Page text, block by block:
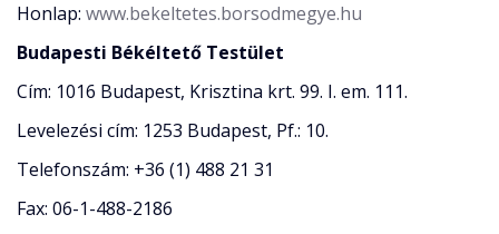
Honlap: www.bekeltetes.borsodmegye.hu
Budapesti Békéltető Testület
Cím: 1016 Budapest, Krisztina krt. 99. I. em. 111.
Levelezési cím: 1253 Budapest, Pf.: 10.
Telefonszám: +36 (1) 488 21 31
Fax: 06-1-488-2186